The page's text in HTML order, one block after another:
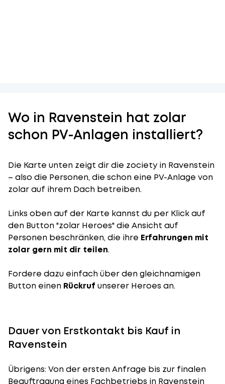
Wo in Ravenstein hat zolar
schon PV-Anlagen installiert?
Die Karte unten zeigt dir die zociety in Ravenstein
– also die Personen, die schon eine PV-Anlage von
zolar auf ihrem Dach betreiben.
Links oben auf der Karte kannst du per Klick auf
den Button "zolar Heroes" die Ansicht auf
Personen beschränken, die ihre Erfahrungen mit
zolar gern mit dir teilen.
Fordere dazu einfach über den gleichnamigen
Button einen Rückruf unserer Heroes an.
Dauer von Erstkontakt bis Kauf in
Ravenstein
Übrigens: Von der ersten Anfrage bis zur finalen
Beauftragung eines Fachbetriebs in Ravenstein